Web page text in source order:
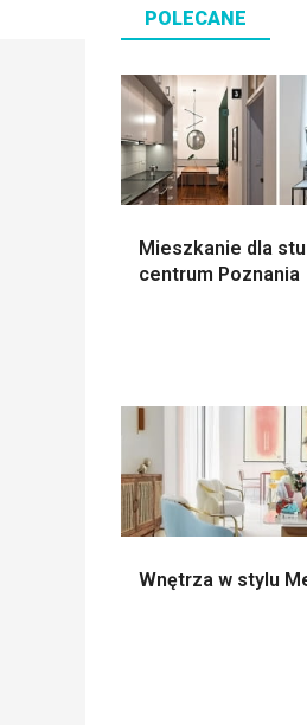
POLECANE
Mieszkanie dla
centrum Poznania
Wnętrza w stylu